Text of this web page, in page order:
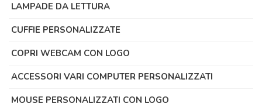
LAMPADE DA LETTURA
CUFFIE PERSONALIZZATE
COPRI WEBCAM CON LOGO
ACCESSORI VARI COMPUTER PERSONALIZZATI
MOUSE PERSONALIZZATI CON LOGO